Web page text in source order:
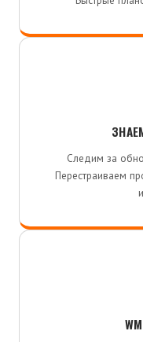
Следим за
Перестраиваем